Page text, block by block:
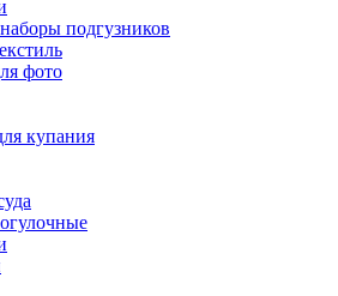
подгузников
фото
купания